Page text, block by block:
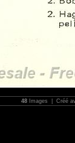
48 Images | Créé